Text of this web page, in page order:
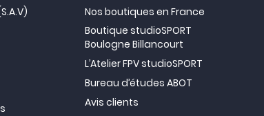
Nos boutiques en France
Boutique studioSPORT
Boulogne Billancourt
L’Atelier FPV studioSPORT
Bureau d’études ABOT
Avis clients